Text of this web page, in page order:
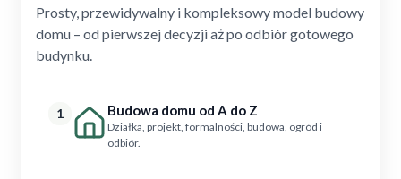
Prosty, przewidywalny i kompleksowy model budowy
domu – od pierwszej decyzji aż po odbiór gotowego
budynku.
1 Budowa domu od A do Z
Działka, projekt, formalności, budowa, ogród i
odbiór.